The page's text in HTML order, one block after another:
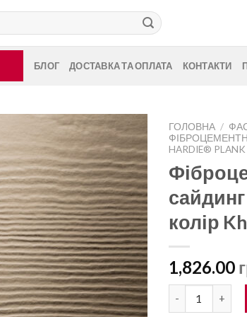
БЛОГ ДОСТАВКА ТА ОПЛАТА КОНТАКТИ
ГОЛОВНА /
HARDIE® PLANK
колір
1,826.00